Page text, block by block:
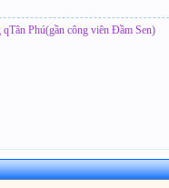
Phú(gần công viên Đầm Sen)